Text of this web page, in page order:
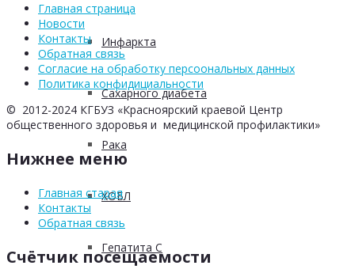
Инфаркта
Сахарного диабета
Рака
ХОБЛ
Гепатита С
Главная страница
Новости
Контакты
Обратная связь
Согласие на обработку персоональных данных
Политика конфидициальности
© 2012-2024 КГБУЗ «Красноярский краевой Центр
общественного здоровья и медицинской профилактики»
Нижнее меню
Главная старая
Контакты
Обратная связь
Счётчик посещаемости